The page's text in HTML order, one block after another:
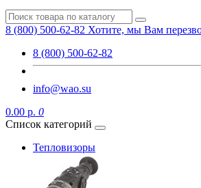
8 (800) 500-62-82 Хотите, мы Вам
8 (800) 500-62-82
info@wao.su
0.00 р. 0
Список категорий
Тепловизоры